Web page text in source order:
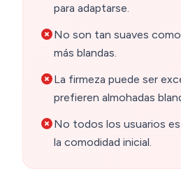
para adaptarse.
No son tan suaves
más blandas.
La firmeza puede ser
prefieren almohadas
No todos los usuarios
la comodidad inicial.